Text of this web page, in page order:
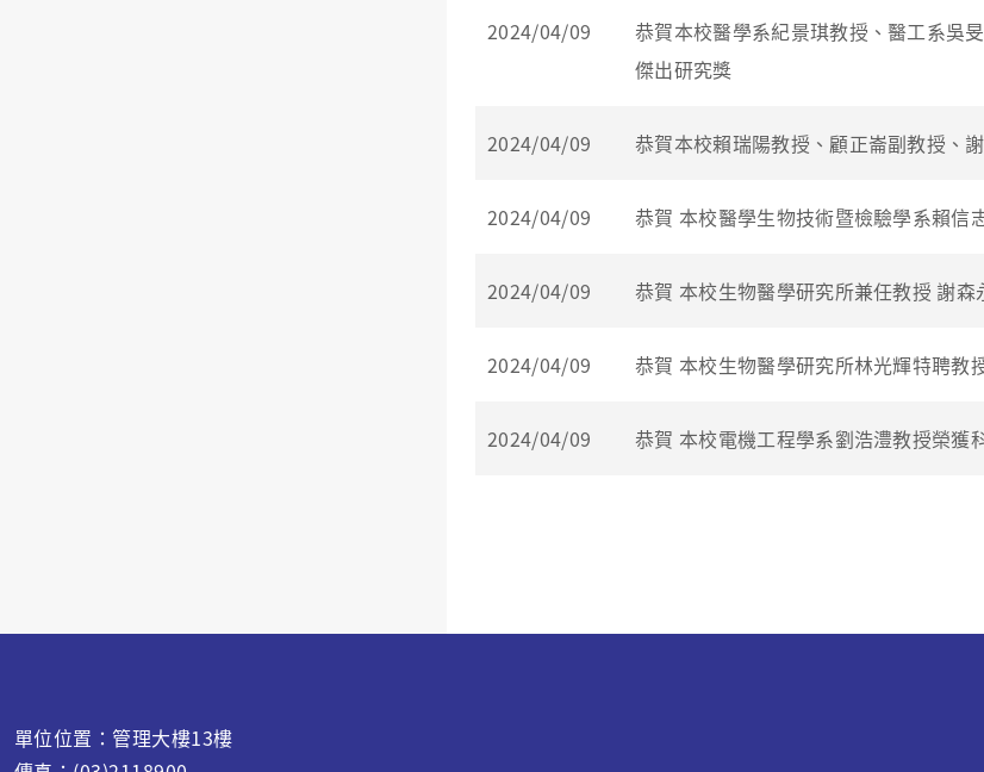
2024/04/09
恭賀本校醫學系紀景琪教授、醫工系吳
傑出研究獎
2024/04/09 恭賀本校賴瑞陽教授、顧正崙副教授、
2024/04/09 恭賀 本校醫學生物技術暨檢驗學系賴信
2024/04/09 恭賀 本校生物醫學研究所兼任教授 謝
2024/04/09 恭賀 本校生物醫學研究所林光輝特聘教
2024/04/09 恭賀 本校電機工程學系劉浩澧教授榮獲
單位位置：管理大樓13樓